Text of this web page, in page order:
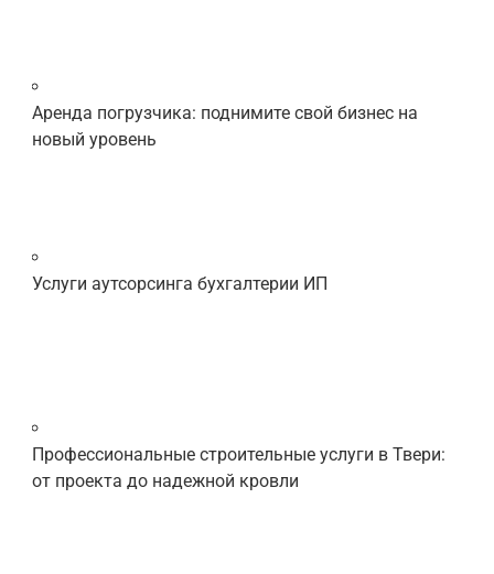
Аренда погрузчика: поднимите свой бизнес на
новый уровень
Услуги аутсорсинга бухгалтерии ИП
Профессиональные строительные услуги в Твери:
от проекта до надежной кровли